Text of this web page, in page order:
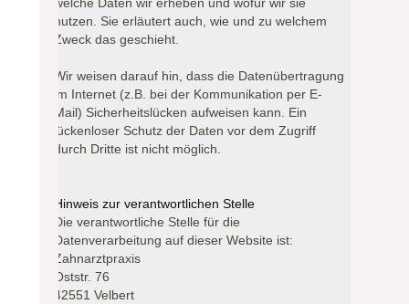
welche Daten wir erheben und wofür wir sie
nutzen. Sie erläutert auch, wie und zu welchem
Zweck das geschieht.
Wir weisen darauf hin, dass die Datenübertragung
im Internet (z.B. bei der Kommunikation per E-
Mail) Sicherheitslücken aufweisen kann. Ein
lückenloser Schutz der Daten vor dem Zugriff
durch Dritte ist nicht möglich.
Hinweis zur verantwortlichen Stelle
Die verantwortliche Stelle für die
Datenverarbeitung auf dieser Website ist:
Zahnarztpraxis
Oststr. 76
42551 Velbert